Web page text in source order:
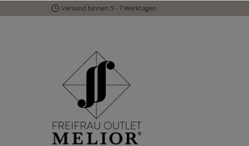
Versand binnen 5 - 7 Werktagen